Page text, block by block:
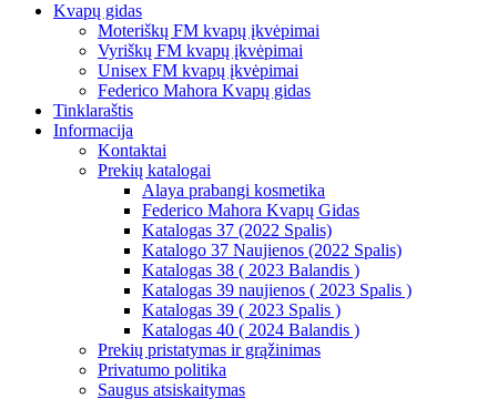
Kvapų gidas
Moteriškų FM kvapų įkvėpimai
Vyriškų FM kvapų įkvėpimai
Unisex FM kvapų įkvėpimai
Federico Mahora Kvapų gidas
Tinklaraštis
Informacija
Kontaktai
Prekių katalogai
Alaya prabangi kosmetika
Federico Mahora Kvapų Gidas
Katalogas 37 (2022 Spalis)
Katalogo 37 Naujienos (2022 Spalis)
Katalogas 38 ( 2023 Balandis )
Katalogas 39 naujienos ( 2023 Spalis )
Katalogas 39 ( 2023 Spalis )
Katalogas 40 ( 2024 Balandis )
Prekių pristatymas ir grąžinimas
Privatumo politika
Saugus atsiskaitymas